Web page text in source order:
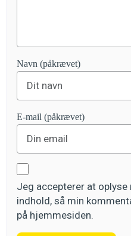
Navn (påkrævet)
E-mail (påkrævet)
Jeg accepterer at oplyse
indhold, så min
på hjemmesiden.